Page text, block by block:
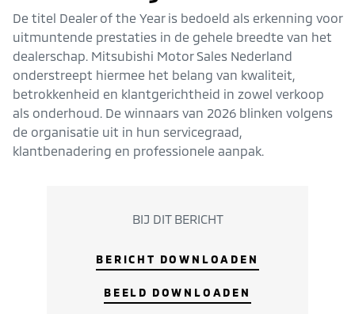
De titel Dealer of the Year is bedoeld als erkenning voor
uitmuntende prestaties in de gehele breedte van het
dealerschap. Mitsubishi Motor Sales Nederland
onderstreept hiermee het belang van kwaliteit,
betrokkenheid en klantgerichtheid in zowel verkoop
als onderhoud. De winnaars van 2026 blinken volgens
de organisatie uit in hun servicegraad,
klantbenadering en professionele aanpak.
BIJ DIT BERICHT
BERICHT DOWNLOADEN
BEELD DOWNLOADEN